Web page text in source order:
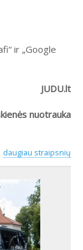
ir „Google
JUDU.lt
nuotrauka
daugiau straipsnių